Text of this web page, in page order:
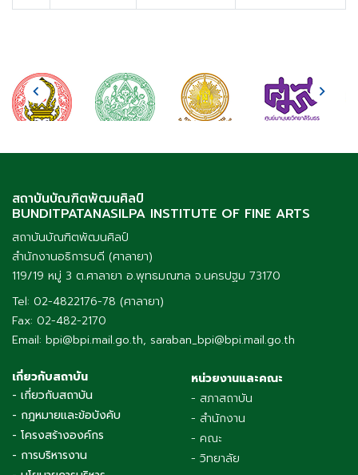
สถาบันบัณฑิตพัฒนศิลป์
BUNDITPATANASILPA INSTITUTE OF FINE ARTS
สถาบันบัณฑิตพัฒนศิลป์
สำนักงานอธิการบดี (ศาลายา)
119/19 หมู่ 3 ต.ศาลายา อ.พุทธมณฑล จ.นครปฐม 73170
Tel: 02-4822176-78 (ศาลายา)
Fax: 02-482-2170
Email: bpi@bpi.mail.go.th, saraban_bpi@bpi.mail.go.th
เกี่ยวกับสถาบัน
- เกี่ยวกับสถาบัน
- กฎหมายและข้อบังคับ
- โครงสร้างองค์กร
- การบริหารงาน
หน่วยงานและคณะ
- สภาสถาบัน
- สำนักงาน
- คณะ
- วิทยาลัย